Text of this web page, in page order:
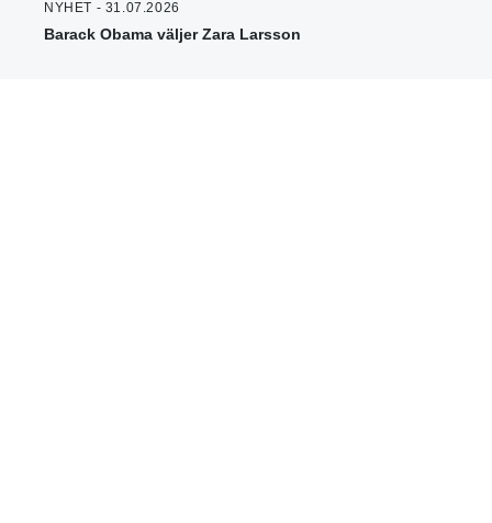
NYHET - 31.07.2026
Barack Obama väljer Zara Larsson